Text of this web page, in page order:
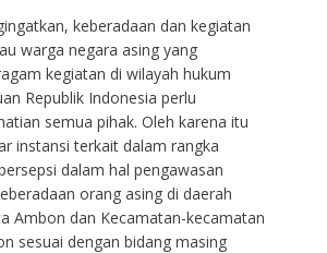
keberadaan dan kegiatan
warga negara asing yang
kegiatan di wilayah hukum
Republik Indonesia perlu
semua pihak. Oleh karena itu
instansi terkait dalam rangka
dalam hal pengawasan
orang asing di daerah
Ambon dan Kecamatan-kecamatan
sesuai dengan bidang masing